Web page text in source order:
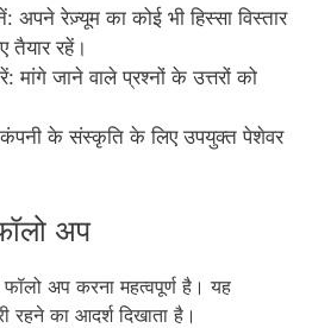
अपने रेज़्यूम का कोई भी हिस्सा विस्तार
तैयार रहें।
मांगे जाने वाले प्रश्नों के उत्तरों को
के संस्कृति के लिए उपयुक्त पेशेवर
अप
फॉलो अप करना महत्वपूर्ण है। यह
रहने का आदर्श दिखाता है।